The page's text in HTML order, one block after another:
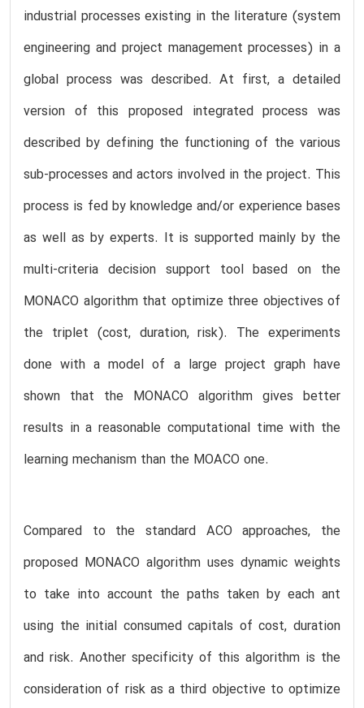
industrial processes existing in the literature (system
engineering and project management processes) in a
global process was described. At first, a detailed
version of this proposed integrated process was
described by defining the functioning of the various
sub-processes and actors involved in the project. This
process is fed by knowledge and/or experience bases
as well as by experts. It is supported mainly by the
multi-criteria decision support tool based on the
MONACO algorithm that optimize three objectives of
the triplet (cost, duration, risk). The experiments
done with a model of a large project graph have
shown that the MONACO algorithm gives better
results in a reasonable computational time with the
learning mechanism than the MOACO one.
Compared to the standard ACO approaches, the
proposed MONACO algorithm uses dynamic weights
to take into account the paths taken by each ant
using the initial consumed capitals of cost, duration
and risk. Another specificity of this algorithm is the
consideration of risk as a third objective to optimize